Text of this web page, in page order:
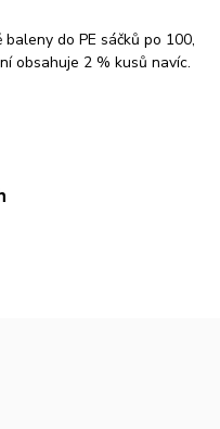
do PE sáčků po 100,
obsahuje 2 % kusů navíc.